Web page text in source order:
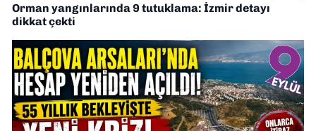
Orman yangınlarında 9 tutuklama: İzmir detayı
dikkat çekti